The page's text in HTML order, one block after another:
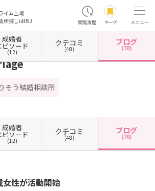
イム上場
所探しはIBJ
閲覧履歴 キープ メニュー
所 神奈川県川崎市 神奈川県川崎市高津区 FAM marriage
そう結婚相談所
成婚者
ピソード
(12)
クチコミ
(48)
ブログ
(70)
成婚者
ピソード
(12)
クチコミ
(48)
ブログ
(70)
性が活動開始